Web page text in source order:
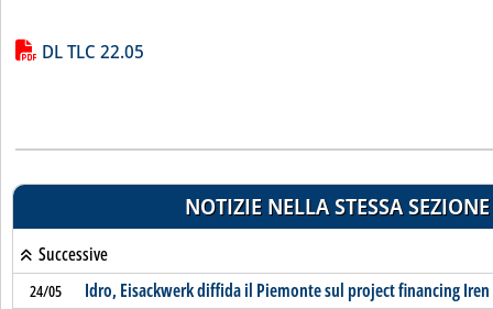
Lista allegati PDF alla notizia
DL TLC 22.05
NOTIZIE NELLA STESSA SEZIONE
Successive
24/05 Idro, Eisackwerk diffida il Piemonte sul project financing Iren